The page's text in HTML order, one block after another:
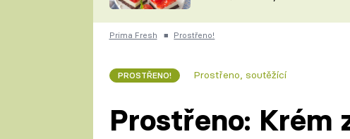
ČESKO NA TALÍŘI
KUCHAŘKA
Prima Fresh ■ Prostřeno!
PROSTŘENO! Prostřeno, soutěžící
Prostřeno: Krém